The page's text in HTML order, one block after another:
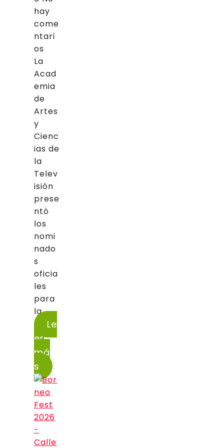
hay
come
ntari
os
La
Acad
emia
de
Artes
y
Cienc
ias de
la
Telev
isión
prese
ntó
los
nomi
nado
s
oficia
les
para
la...
Le
er
má
s